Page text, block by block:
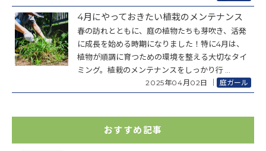
4月にやっておきたい植栽のメンテナンス
春の訪れとともに、庭の植物たちも芽吹き、活発
に成長を始める時期になりました！特に4月は、
植物が順調に育つための環境を整える大切なタイ
ミング。植栽のメンテナンスをしっかり行 ...
2025年04月02日 庭ガール
おすすめ記事